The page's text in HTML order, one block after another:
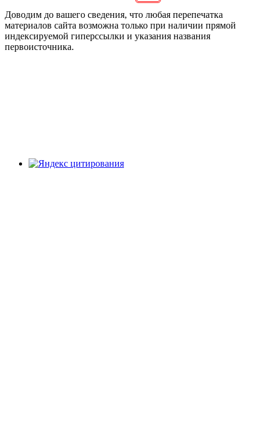
Доводим до вашего сведения, что любая перепечатка
материалов сайта возможна только при наличии прямой
индексируемой гиперссылки и указания названия
первоисточника.